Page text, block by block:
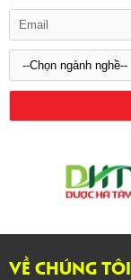
VỀ CHÚNG TÔI